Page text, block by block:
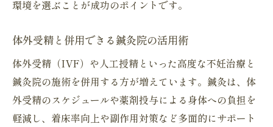
環境を選ぶことが成功のポイントです。
体外受精と併用できる鍼灸院の活用術
体外受精（IVF）や人工授精といった高度な不妊治療と
鍼灸院の施術を併用する方が増えています。鍼灸は、体
外受精のスケジュールや薬剤投与による身体への負担を
軽減し、着床率向上や副作用対策など多面的にサポート